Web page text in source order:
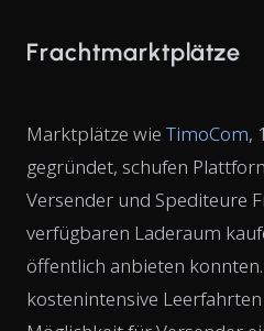
Frachtmarktplätze
Marktplätze wie TimoCom,
gegründet, schufen
Versender und Spediteure
verfügbaren Laderaum
öffentlich anbieten
kostenintensive